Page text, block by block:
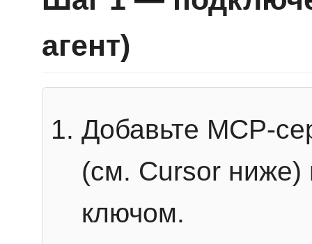
агент)
Добавьте MCP-
(см. Cursor ниже)
ключом.